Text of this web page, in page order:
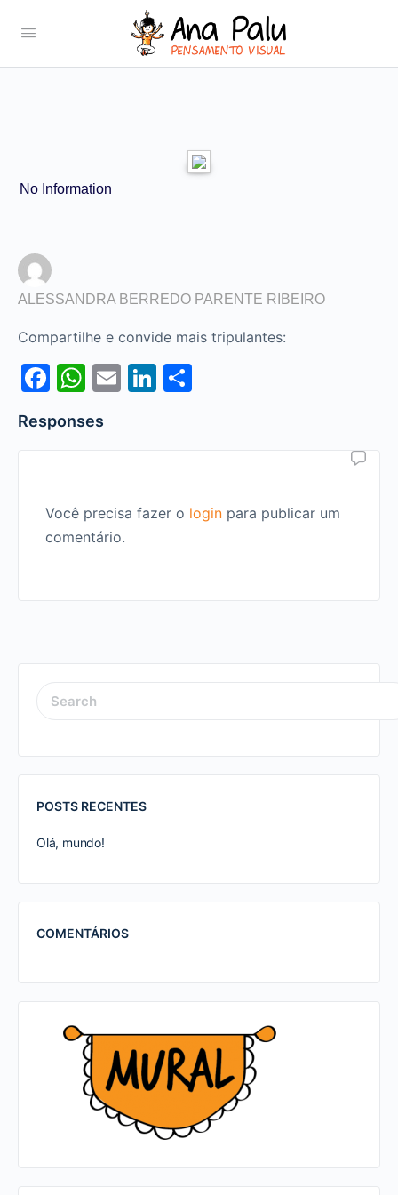
No Information
ALESSANDRA BERREDO PARENTE RIBEIRO
Compartilhe e convide mais tripulantes:
Facebook
WhatsApp
EmailLinkedIn
Responses
Você precisa fazer o login para publicar um
comentário.
SEARCH
FOR:
POSTS RECENTES
Olá, mundo!
COMENTÁRIOS